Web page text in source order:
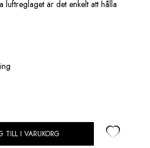
luftreglaget är det enkelt att hålla
TILL I VARUKORG